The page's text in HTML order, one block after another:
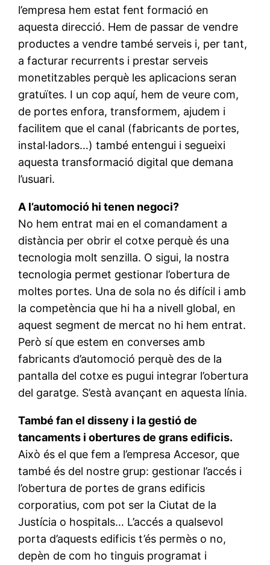
l’empresa hem estat fent formació en
aquesta direcció. Hem de passar de vendre
productes a vendre també serveis i, per tant,
a facturar recurrents i prestar serveis
monetitzables perquè les aplicacions seran
gratuïtes. I un cop aquí, hem de veure com,
de portes enfora, transformem, ajudem i
facilitem que el canal (fabricants de portes,
instal·ladors…) també entengui i segueixi
aquesta transformació digital que demana
l’usuari.
A l’automoció hi tenen negoci?
No hem entrat mai en el comandament a
distància per obrir el cotxe perquè és una
tecnologia molt senzilla. O sigui, la nostra
tecnologia permet gestionar l’obertura de
moltes portes. Una de sola no és difícil i amb
la competència que hi ha a nivell global, en
aquest segment de mercat no hi hem entrat.
Però sí que estem en converses amb
fabricants d’automoció perquè des de la
pantalla del cotxe es pugui integrar l’obertura
del garatge. S’està avançant en aquesta línia.
També fan el disseny i la gestió de
tancaments i obertures de grans edificis.
Això és el que fem a l’empresa Accesor, que
també és del nostre grup: gestionar l’accés i
l’obertura de portes de grans edificis
corporatius, com pot ser la Ciutat de la
Justícia o hospitals… L’accés a qualsevol
porta d’aquests edificis t’és permès o no,
depèn de com ho tinguis programat i